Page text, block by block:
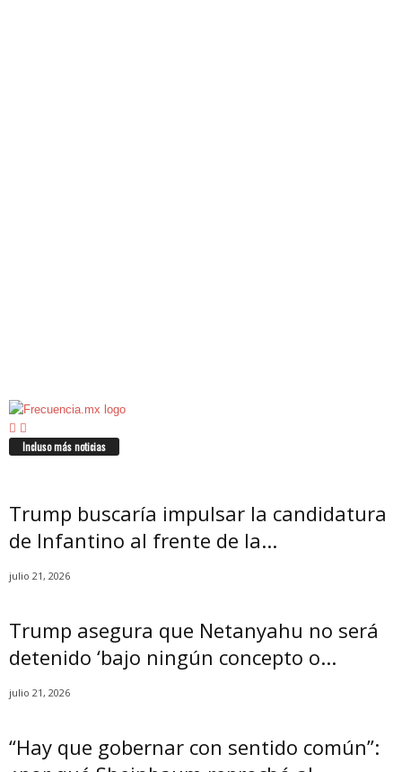
Incluso más noticias
Trump buscaría impulsar la candidatura
de Infantino al frente de la...
julio 21, 2026
Trump asegura que Netanyahu no será
detenido ‘bajo ningún concepto o...
julio 21, 2026
“Hay que gobernar con sentido común”: